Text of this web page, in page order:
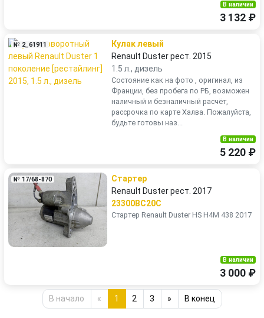
В наличии
3 132 ₽
№ 2_61911
Кулак левый
Renault Duster рест. 2015
1.5 л., дизель
Состояние как на фото , оригинал, из
Франции, без пробега по РБ, возможен
наличный и безналичный расчёт,
рассрочка по карте Халва. Пожалуйста,
будьте готовы наз...
В наличии
5 220 ₽
№ 17/68-870
Стартер
Renault Duster рест. 2017
23300BC20C
Стартер Renault Duster HS H4M 438 2017
В наличии
3 000 ₽
В начало « 1 2 3 » В конец